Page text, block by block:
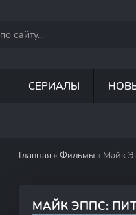
СЕРИАЛЫ
Главная » Фильмы » Майк
МАЙК ЭППС:
6.1